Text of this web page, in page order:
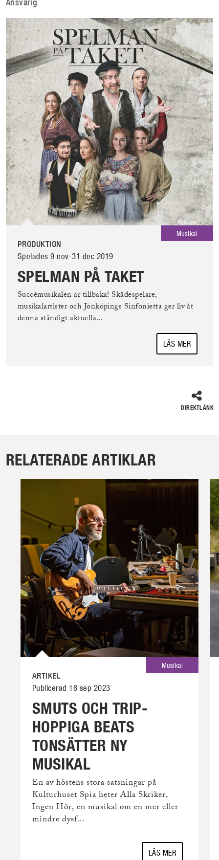
Musikal
PRODUKTION
Spelades 9 nov-31 dec 2019
SPELMAN PÅ TAKET
Succémusikalen är tillbaka! Skådespelare,
musikalartister och Jönköpings Sinfonietta ger liv åt
denna ständigt aktuella...
LÄS MER
DIREKTLÄNK
RELATERADE ARTIKLAR
Musikal
ARTIKEL
Publicerad 18 sep 2023
SMUTS OCH TRIP-
HOPPIGA BEATS
TONSÄTTER NY
MUSIKAL
En av höstens stora satsningar på
Kulturhuset Spia heter Alla Skriker,
Ingen Hör, en musikal om en mer eller
mindre dysf...
LÄS MER